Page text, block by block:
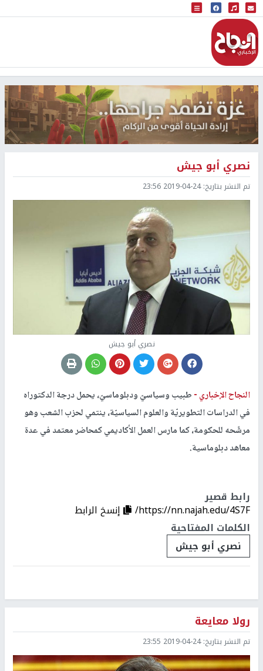
البث المباشر
إذاعة النجاح
نصري أبو جيش
تم النشر بتاريخ:2019-04-24 23:56
نصري أبو جيش
النجاح الإخباري -طبيب وسياسيّ ودبلوماسيّ، يحمل درجة الدكتوراه
في الدراسات التطويريّة والعلوم السياسيّة، ينتمي لحزب الشعب وهو
مرشّحه للحكومة، كما مارس العمل الأكاديمي كمحاضر معتمد في عدة
معاهد دبلوماسية.
رابط قصير
https://nn.najah.edu/4S7F/
إنسخ الرابط
الكلمات المفتاحية
نصري أبو جيش
رولا معايعة
تم النشر بتاريخ:2019-04-24 23:55